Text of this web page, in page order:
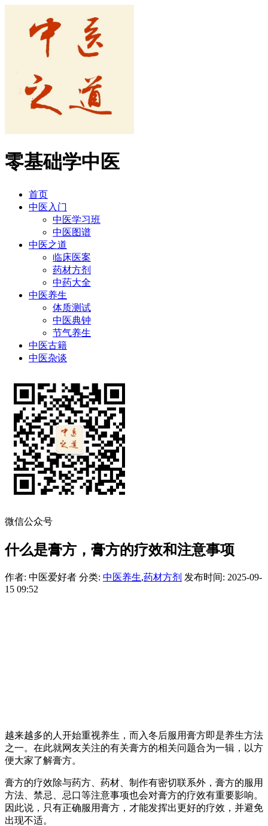
零基础学中医
首页
中医入门
中医学习班
中医图谱
中医之道
临床医案
药材方剂
中药大全
中医养生
体质测试
中医典钟
节气养生
中医古籍
中医杂谈
微信公众号
什么是膏方，膏方的疗效和注意事项
作者: 中医爱好者 分类: 中医养生,药材方剂 发布时间: 2025-09-
15 09:52
越来越多的人开始重视养生，而入冬后服用膏方即是养生方法
之一。在此就网友关注的有关膏方的相关问题合为一辑，以方
便大家了解膏方。
膏方的疗效除与药方、药材、制作有密切联系外，膏方的服用
方法、禁忌、忌口等注意事项也会对膏方的疗效有重要影响。
因此说，只有正确服用膏方，才能发挥出更好的疗效，并避免
出现不适。